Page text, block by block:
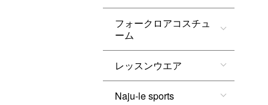
フォークロアコスチュ
ーム
レッスンウエア
Naju-le sports